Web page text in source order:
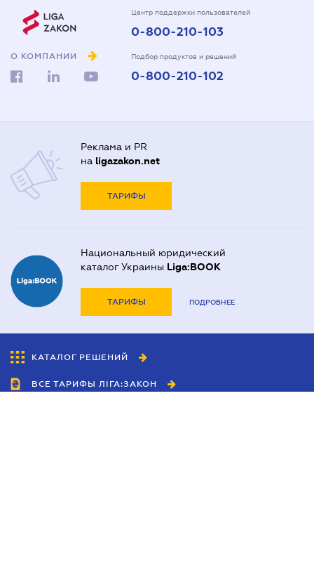
О КОМПАНИИ
Центр поддержки пользователей
0-800-210-103
Подбор продуктов и решений
0-800-210-102
Реклама и PR
на ligazakon.net
ТАРИФЫ
Национальный юридический
каталог Украины Liga:BOOK
ТАРИФЫ ПОДРОБНЕЕ
КАТАЛОГ РЕШЕНИЙ
ВСЕ ТАРИФЫ ЛІГА:ЗАКОН